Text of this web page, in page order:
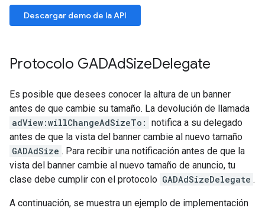
Descargar demo de la API
Protocolo GADAdSizeDelegate
Es posible que desees conocer la altura de un banner
antes de que cambie su tamaño. La devolución de llamada
adView:willChangeAdSizeTo: notifica a su delegado
antes de que la vista del banner cambie al nuevo tamaño
GADAdSize . Para recibir una notificación antes de que la
vista del banner cambie al nuevo tamaño de anuncio, tu
clase debe cumplir con el protocolo GADAdSizeDelegate .
A continuación, se muestra un ejemplo de implementación